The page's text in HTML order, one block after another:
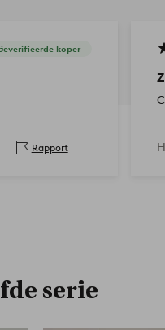
koper
Rapport
serie